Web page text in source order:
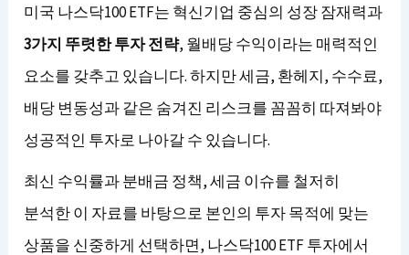
미국 나스닥100 ETF는 혁신기업 중심의 성장 잠재력과
3가지 뚜렷한 투자 전략, 월배당 수익이라는 매력적인
요소를 갖추고 있습니다. 하지만 세금, 환헤지, 수수료,
배당 변동성과 같은 숨겨진 리스크를 꼼꼼히 따져봐야
성공적인 투자로 나아갈 수 있습니다.
최신 수익률과 분배금 정책, 세금 이슈를 철저히
분석한 이 자료를 바탕으로 본인의 투자 목적에 맞는
상품을 신중하게 선택하면, 나스닥100 ETF 투자에서